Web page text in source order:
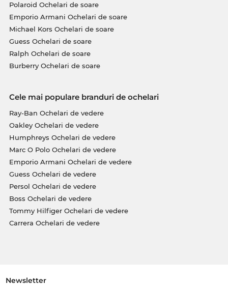
Polaroid Ochelari de soare
Emporio Armani Ochelari de soare
Michael Kors Ochelari de soare
Guess Ochelari de soare
Ralph Ochelari de soare
Burberry Ochelari de soare
Cele mai populare branduri de ochelari
Ray-Ban Ochelari de vedere
Oakley Ochelari de vedere
Humphreys Ochelari de vedere
Marc O Polo Ochelari de vedere
Emporio Armani Ochelari de vedere
Guess Ochelari de vedere
Persol Ochelari de vedere
Boss Ochelari de vedere
Tommy Hilfiger Ochelari de vedere
Carrera Ochelari de vedere
Newsletter